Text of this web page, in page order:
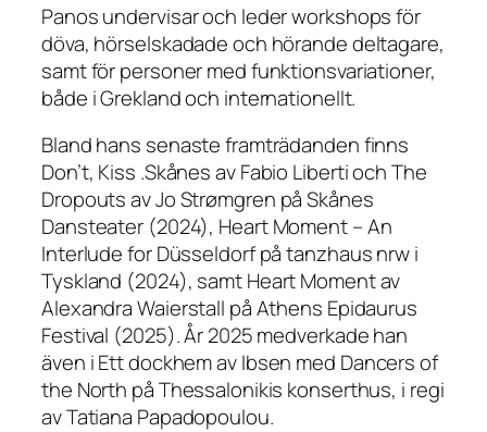
Panos undervisar och leder workshops för
döva, hörselskadade och hörande deltagare,
samt för personer med funktionsvariationer,
både i Grekland och internationellt.
Bland hans senaste framträdanden finns
Don’t, Kiss .Skånesav Fabio Liberti ochThe
Dropoutsav Jo Strømgren på Skånes
Dansteater (2024), Heart Moment – An
Interlude for Düsseldorfpå tanzhaus nrw i
Tyskland (2024), samtHeart Momentav
Alexandra Waierstall på Athens Epidaurus
Festival (2025). År 2025 medverkade han
även iEtt dockhemav Ibsen med Dancers of
the North på Thessalonikis konserthus, i regi
av Tatiana Papadopoulou.